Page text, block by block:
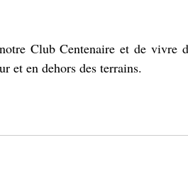
Club Centenaire et de vivre
et en dehors des terrains.